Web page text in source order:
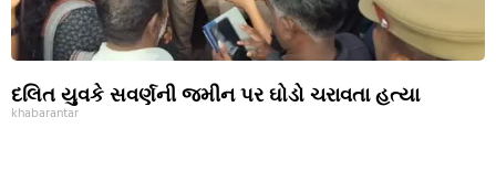
દલિત યુવકે સવર્ણની જમીન પર ઘોડો ચરાવતા હત્યા
khabarantar